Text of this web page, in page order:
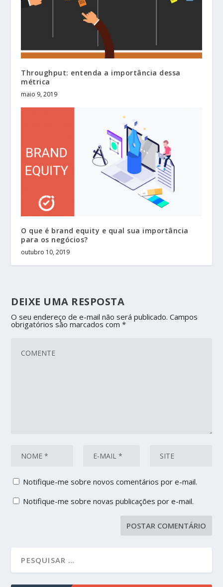
Throughput: entenda a importância dessa
métrica
maio 9, 2019
O que é brand equity e qual sua importância
para os negócios?
outubro 10, 2019
DEIXE UMA RESPOSTA
O seu endereço de e-mail não será publicado. Campos
obrigatórios são marcados com*
Notifique-me sobre novos comentários por e-mail.
Notifique-me sobre novas publicações por e-mail.